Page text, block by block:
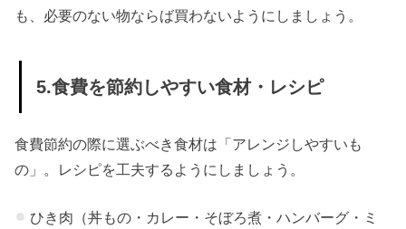
も、必要のない物ならば買わないようにしましょう。
5.食費を節約しやすい食材・レシピ
食費節約の際に選ぶべき食材は「アレンジしやすいも
の」。レシピを工夫するようにしましょう。
ひき肉（丼もの・カレー・そぼろ煮・ハンバーグ・ミ